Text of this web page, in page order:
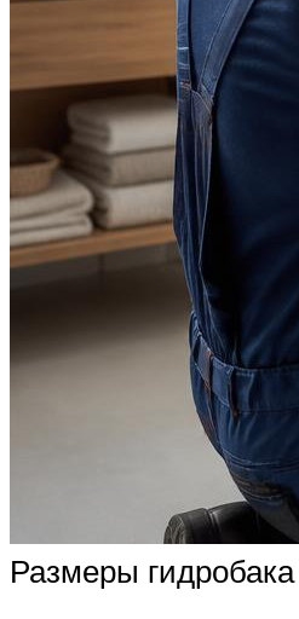
Размеры гидробака